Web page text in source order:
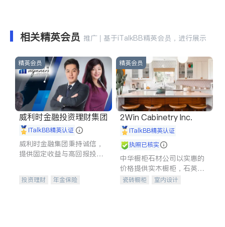
相关精英会员 推广 | 基于iTalkBB精英会员，进行展示
精英会员
威利时金融投资理财集团
iTalkBB精英认证
威利时金融集团秉持诚信，
提供固定收益与高回报投资
合，助力客户实现目标
投资理财
年金保险
精英会员
2Win Cabinetry Inc.
iTalkBB精英认证
执照已核实
中华橱柜石材公司以实惠的
价格提供实木橱柜，石英石
台面，多种优质不锈钢水
瓷砖橱柜
室内设计